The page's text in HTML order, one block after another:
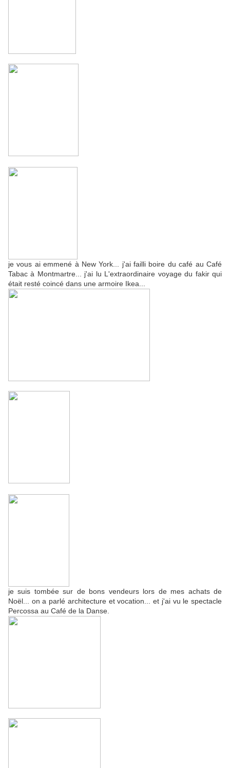
je vous ai emmené à New York... j'ai failli boire du café au Café
Tabac à Montmartre... j'ai lu L'extraordinaire voyage du fakir qui
était resté coincé dans une armoire Ikea...
je suis tombée sur de bons vendeurs lors de mes achats de
Noël... on a parlé architecture et vocation... et j'ai vu le spectacle
Percossa au Café de la Danse.